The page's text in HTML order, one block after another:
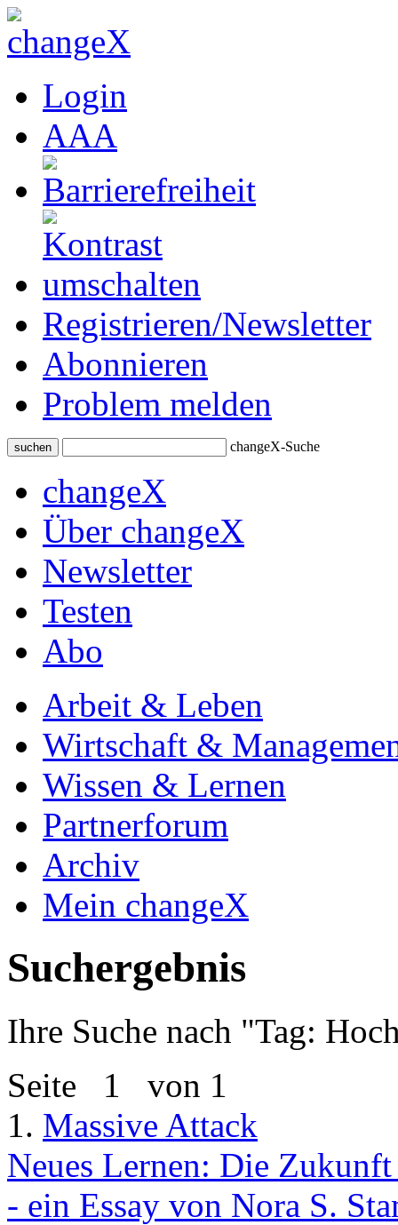
Login
AAA
Registrieren/Newsletter
Abonnieren
Problem melden
suchen changeX-Suche
changeX
Über changeX
Newsletter
Testen
Abo
Arbeit & Leben
Wirtschaft &
Wissen & Lernen
Partnerforum
Archiv
Mein changeX
Suchergebnis
Ihre Suche nach "Tag:
Seite 1 von 1
1. Massive Attack
Neues Lernen: Die
- ein Essay von Nora S.